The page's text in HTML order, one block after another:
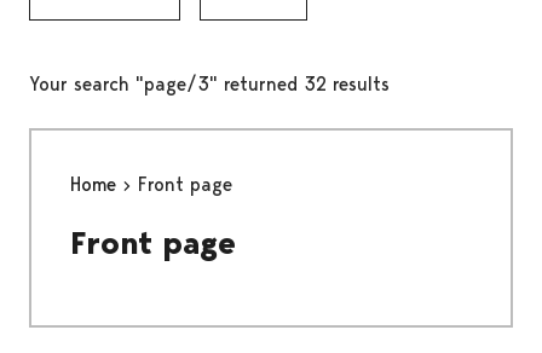
Your search "page/3" returned 32 results
Home Front page
Front page